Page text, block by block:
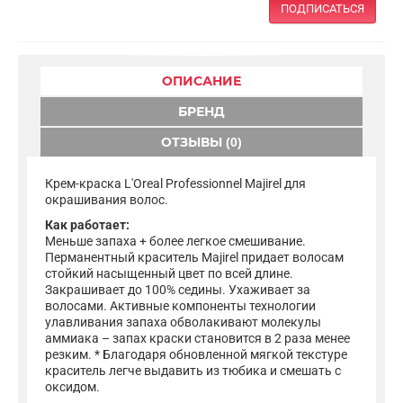
ПОДПИСАТЬСЯ
ОПИСАНИЕ
БРЕНД
ОТЗЫВЫ (0)
Крем-краска L'Oreal Professionnel Majirel для
окрашивания волос.
Как работает:
Меньше запаха + более легкое смешивание.
Перманентный краситель Majirel придает волосам
стойкий насыщенный цвет по всей длине.
Закрашивает до 100% седины. Ухаживает за
волосами. Активные компоненты технологии
улавливания запаха обволакивают молекулы
аммиака – запах краски становится в 2 раза менее
резким. * Благодаря обновленной мягкой текстуре
краситель легче выдавить из тюбика и смешать с
оксидом.